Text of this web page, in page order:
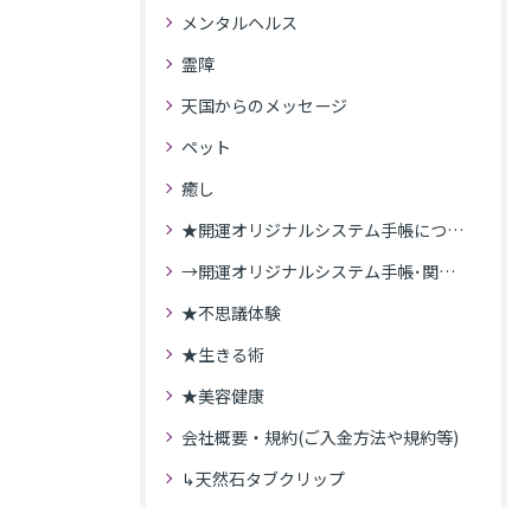
メンタルヘルス
霊障
天国からのメッセージ
ペット
癒し
★開運オリジナルシステム手帳について
→開運オリジナルシステム手帳･関連記事
★不思議体験
★生きる術
★美容健康
会社概要・規約(ご入金方法や規約等)
↳天然石タブクリップ